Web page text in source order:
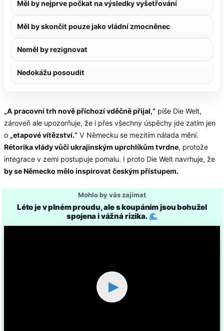
Měl by nejprve počkat na výsledky vyšetřování
Měl by skončit pouze jako vládní zmocněnec
Neměl by rezignovat
Nedokážu posoudit
„A pracovní trh nově příchozí vděčně přijal,“ píše Die Welt,
zároveň ale upozorňuje, že i přes všechny úspěchy jde zatím jen
o „etapové vítězství.“ V Německu se mezitím nálada mění.
Rétorika vlády vůči ukrajinským uprchlíkům tvrdne, protože
integrace v zemi postupuje pomalu. I proto Die Welt navrhuje, že
by se Německo mělo inspirovat českým přístupem.
Mohlo by vás zajímat
Léto je v plném proudu, ale s koupáním jsou bohužel
spojena i vážná rizika.
▶